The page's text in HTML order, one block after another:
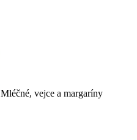
Mléčné, vejce a margaríny